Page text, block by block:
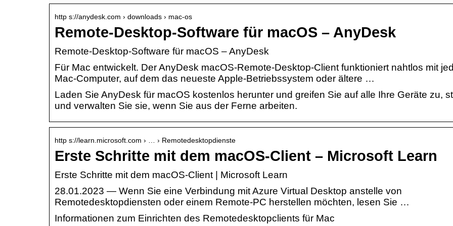
http s://anydesk.com › downloads › mac-os
Remote-Desktop-Software für macOS – AnyDesk
Remote-Desktop-Software für macOS – AnyDesk
Für Mac entwickelt. Der AnyDesk macOS-Remote-Desktop-Client funktioniert nahtlos mit
Mac-Computer, auf dem das neueste Apple-Betriebssystem oder ältere …
Laden Sie AnyDesk für macOS kostenlos herunter und greifen Sie auf alle Ihre Geräte zu,
und verwalten Sie sie, wenn Sie aus der Ferne arbeiten.
http s://learn.microsoft.com › … › Remotedesktopdienste
Erste Schritte mit dem macOS-Client – Microsoft Learn
Erste Schritte mit dem macOS-Client | Microsoft Learn
28.01.2023 — Wenn Sie eine Verbindung mit Azure Virtual Desktop anstelle von
Remotedesktopdiensten oder einem Remote-PC herstellen möchten, lesen Sie …
Informationen zum Einrichten des Remotedesktopclients für Mac